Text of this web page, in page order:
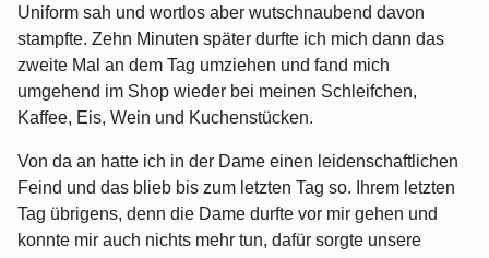
Uniform sah und wortlos aber wutschnaubend davon
stampfte. Zehn Minuten später durfte ich mich dann das
zweite Mal an dem Tag umziehen und fand mich
umgehend im Shop wieder bei meinen Schleifchen,
Kaffee, Eis, Wein und Kuchenstücken.
Von da an hatte ich in der Dame einen leidenschaftlichen
Feind und das blieb bis zum letzten Tag so. Ihrem letzten
Tag übrigens, denn die Dame durfte vor mir gehen und
konnte mir auch nichts mehr tun, dafür sorgte unsere